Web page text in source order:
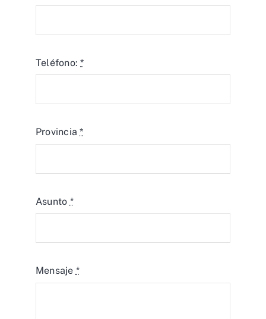
Teléfono:*
Provincia*
Asunto *
Mensaje *